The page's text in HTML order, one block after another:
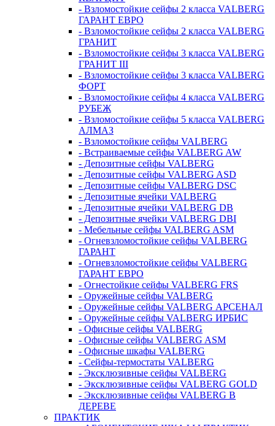
- Взломостойкие сейфы 2 класса VALBERG
ГАРАНТ ЕВРО
- Взломостойкие сейфы 2 класса VALBERG
ГРАНИТ
- Взломостойкие сейфы 3 класса VALBERG
ГРАНИТ III
- Взломостойкие сейфы 3 класса VALBERG
ФОРТ
- Взломостойкие сейфы 4 класса VALBERG
РУБЕЖ
- Взломостойкие сейфы 5 класса VALBERG
АЛМАЗ
- Взломостойкие сейфы VALBERG
- Встраиваемые сейфы VALBERG AW
- Депозитные сейфы VALBERG
- Депозитные сейфы VALBERG ASD
- Депозитные сейфы VALBERG DSC
- Депозитные ячейки VALBERG
- Депозитные ячейки VALBERG DB
- Депозитные ячейки VALBERG DBI
- Мебельные сейфы VALBERG ASM
- Огневзломостойкие сейфы VALBERG
ГАРАНТ
- Огневзломостойкие сейфы VALBERG
ГАРАНТ ЕВРО
- Огнестойкие сейфы VALBERG FRS
- Оружейные сейфы VALBERG
- Оружейные сейфы VALBERG АРСЕНАЛ
- Оружейные сейфы VALBERG ИРБИС
- Офисные сейфы VALBERG
- Офисные сейфы VALBERG ASM
- Офисные шкафы VALBERG
- Сейфы-термостаты VALBERG
- Эксклюзивные сейфы VALBERG
- Эксклюзивные сейфы VALBERG GOLD
- Эксклюзивные сейфы VALBERG В
ДЕРЕВЕ
ПРАКТИК